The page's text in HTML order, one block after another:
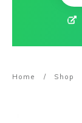
Home / Shop